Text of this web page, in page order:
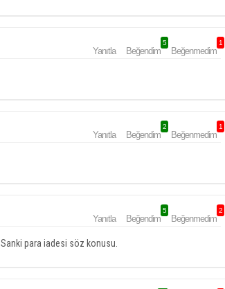
Yanıtla Beğendim
5
Beğenmedim
1
Yanıtla Beğendim
2
Beğenmedim
1
Yanıtla Beğendim
5
Beğenmedim
2
para iadesi söz konusu.